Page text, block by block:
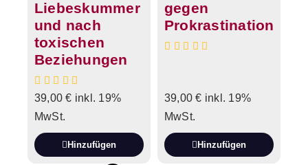
Liebeskummer
und nach
toxischen
Beziehungen
39,00€ inkl. 19%
MwSt.
Hinzufügen
gegen
Prokrastination
39,00€ inkl. 19%
MwSt.
Hinzufügen